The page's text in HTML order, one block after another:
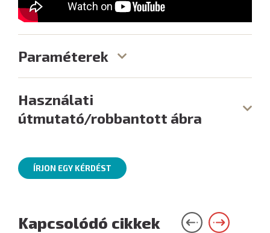
Paraméterek
Használati
útmutató/robbantott ábra
ÍRJON EGY KÉRDÉST
Kapcsolódó cikkek